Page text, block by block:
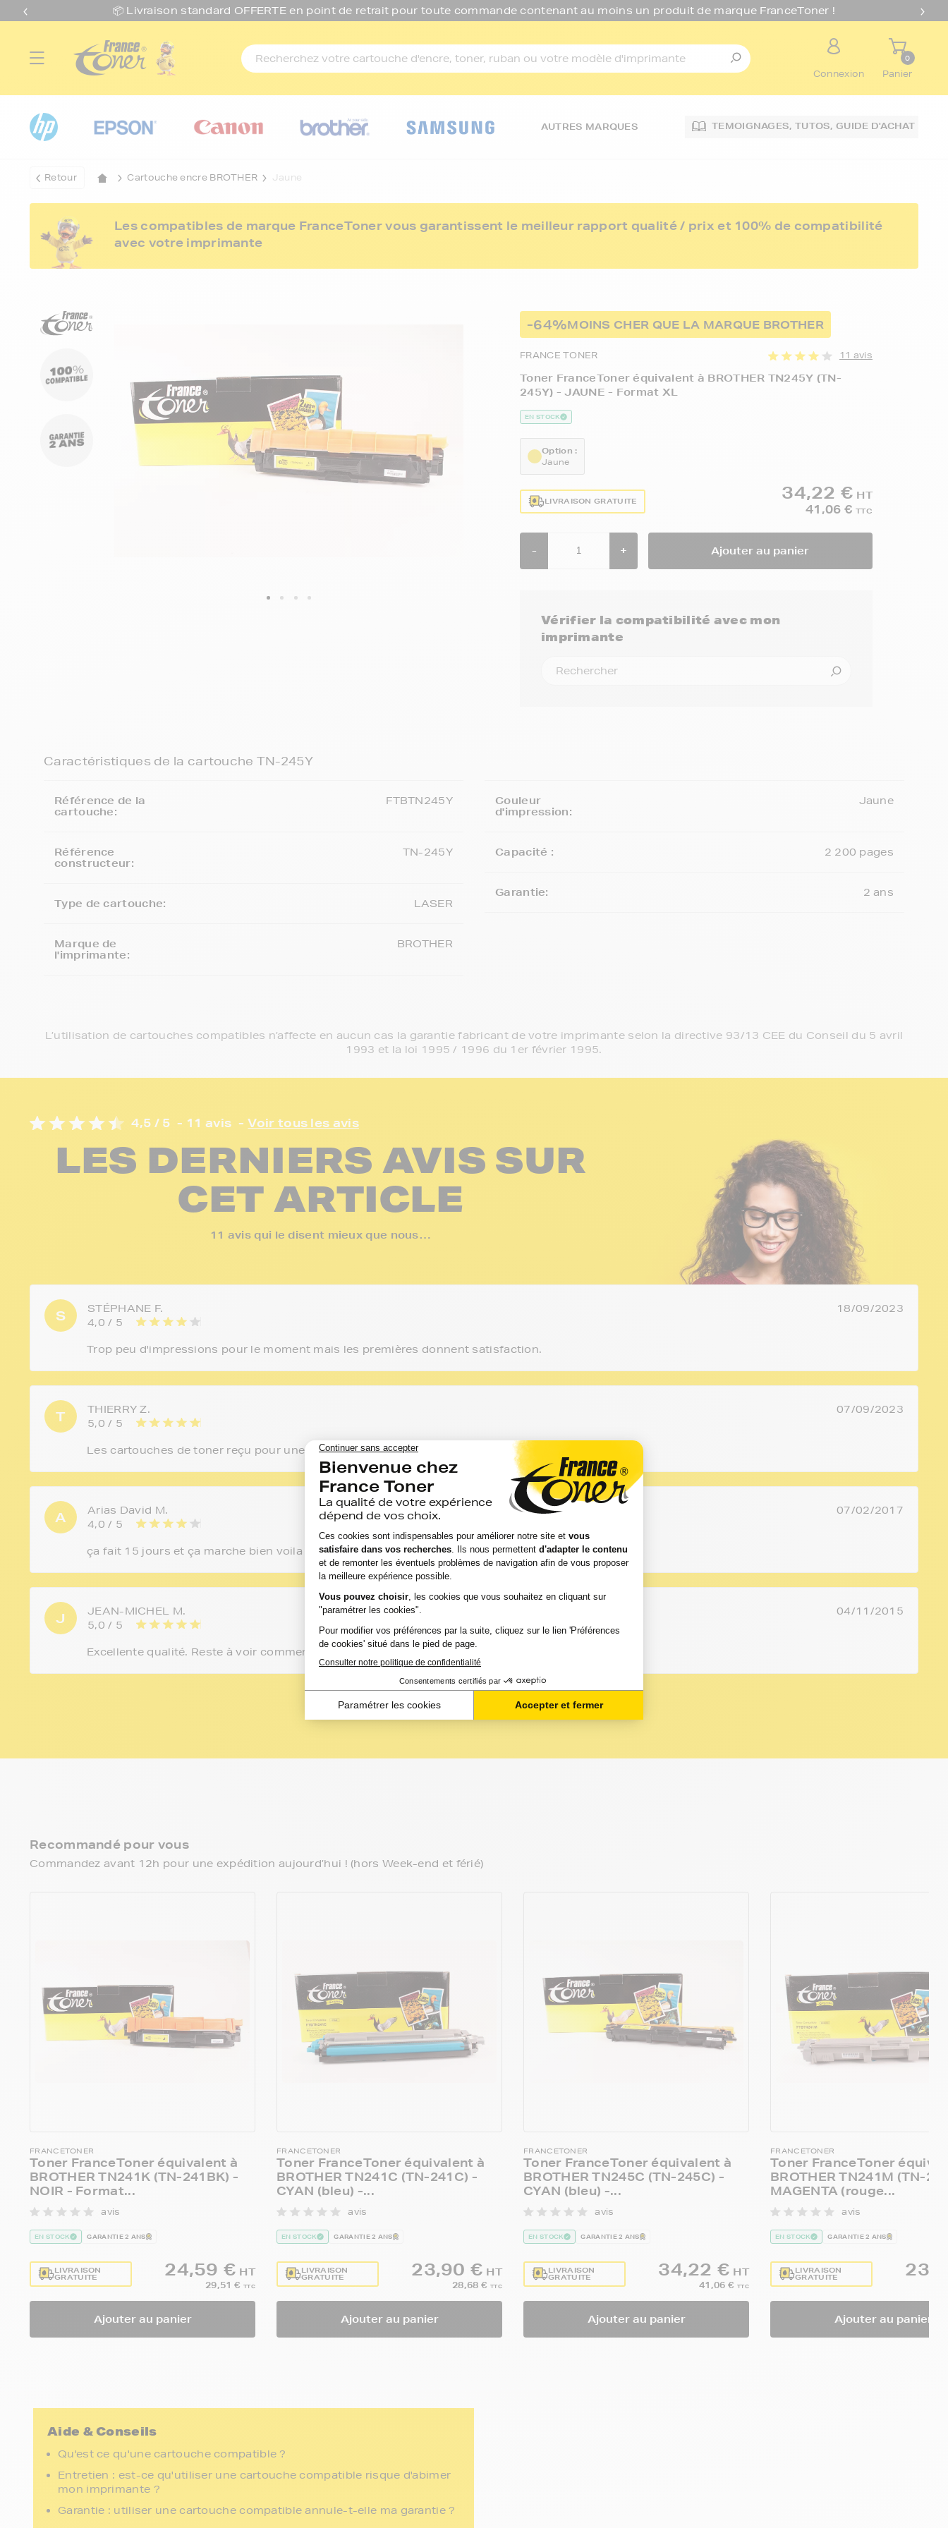
📦 Livraison standard OFFERTE en point de retrait pour toute commande contenant au moins un produit de marque FranceToner !
Connexion
0
Panier
AUTRES MARQUES TEMOIGNAGES, TUTOS,GUIDE D'ACHAT
Retour Cartouche encre BROTHER Jaune
Les compatibles de marque FranceToner vous garantissent le meilleur rapport qualité / prix et 100% de compatibilité
avec votre imprimante
-64%MOINS CHER QUE LA MARQUE BROTHER
FRANCE TONER 11 avis
Toner FranceToner équivalent à BROTHER TN245Y (TN-
245Y) - JAUNE - Format XL
EN STOCK
Option :
Jaune
LIVRAISON GRATUITE 34,22 € HT
41,06 € TTC
- + Ajouter au panier
Vérifier la compatibilité avec mon
imprimante
Caractéristiques de la cartouche TN-245Y
Référence de la
cartouche:
FTBTN245Y
Référence
constructeur:
TN-245Y
Type de cartouche: LASER
Marque de
l'imprimante:
BROTHER
Couleur
d'impression:
Jaune
Capacité : 2 200 pages
Garantie: 2 ans
L’utilisation de cartouches compatibles n’affecte en aucun cas la garantie fabricant de votre imprimante selon la directive 93/13 CEE du Conseil du 5 avril
1993 et la loi 1995 / 1996 du 1er février 1995.
4,5 / 5 - 11 avis - Voir tous les avis
LES DERNIERS AVIS SUR
CET ARTICLE
11 avis qui le disent mieux que nous…
S
STÉPHANE F.
4,0 / 5
18/09/2023
Trop peu d'impressions pour le moment mais les premières donnent satisfaction.
T
THIERRY Z.
5,0 / 5
07/09/2023
Les cartouches de toner reçu pour une imprimante Brother sont parfaitement compatible.
A
Arias David M.
4,0 / 5
07/02/2017
ça fait 15 jours et ça marche bien voila
J
JEAN-MICHEL M.
5,0 / 5
04/11/2015
Excellente qualité. Reste à voir comment la cartouche va durer dans le temps : les cartouches d'o...
<
Recommandé pour vous
Commandez avant 12h pour une expédition aujourd’hui ! (hors Week-end et férié)
FRANCETONER
Toner FranceToner équivalent à
BROTHER TN241K (TN-241BK) -
NOIR - Format...
avis
EN STOCK GARANTIE 2 ANS
LIVRAISON
GRATUITE 24,59 € HT
29,51 € TTC
Ajouter au panier
FRANCETONER
Toner FranceToner équivalent à
BROTHER TN241C (TN-241C) -
CYAN (bleu) -...
avis
EN STOCK GARANTIE 2 ANS
LIVRAISON
GRATUITE 23,90 € HT
28,68 € TTC
Ajouter au panier
FRANCETONER
Toner FranceToner équivalent à
BROTHER TN245C (TN-245C) -
CYAN (bleu) -...
avis
EN STOCK GARANTIE 2 ANS
LIVRAISON
GRATUITE 34,22 € HT
41,06 € TTC
Ajouter au panier
FRANCETONER
Toner FranceToner
BROTHER TN241M (TN-
MAGENTA (rouge...
avis
EN STOCK GARANTIE 2 ANS
LIVRAISON
GRATUITE
Ajouter au panier
Aide & Conseils
Qu'est ce qu'une cartouche compatible ?
Entretien : est-ce qu'utiliser une cartouche compatible risque d'abimer
mon imprimante ?
Garantie : utiliser une cartouche compatible annule-t-elle ma garantie ?